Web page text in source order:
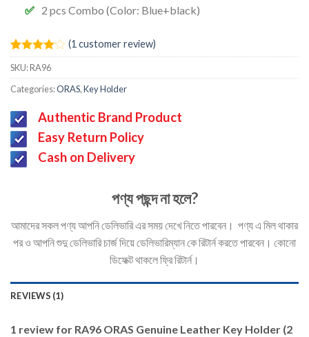
2 pcs Combo (Color: Blue+black)
Rated
4.00out
of 5
based on
1
rating
(1 customer review)
SKU:RA96
Categories:ORAS,Key Holder
Authentic Brand Product
Easy Return Policy
Cash on Delivery
পণ্য পছন্দ না হলে?
আমাদের সকল পণ্য আপনি ডেলিভারি এর সময় দেখে নিতে পারবেন। পণ্য এ মিল থাকার
পর ও আপনি শুদু ডেলিভারি চার্জ দিয়ে ডেলিভারিম্যান কে রিটার্ন করতে পারবেন। কোনো
ডিফেক্ট থাকলে ফ্রি রিটার্ন।
REVIEWS (1)
1 review for RA96 ORAS Genuine Leather Key Holder (2